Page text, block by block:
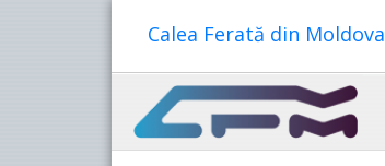
Calea Ferată din Moldova